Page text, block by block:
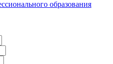
образования